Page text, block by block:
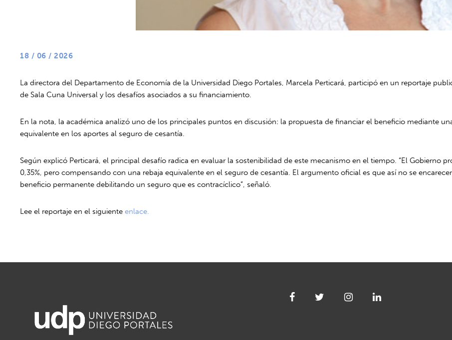
18 / 06 / 2026
La directora del Departamento de Economía de la Universidad Diego Portales, Marcela Perticará, participó en un reportaje
de Sala Cuna Universal y los desafíos asociados a su financiamiento.
En la nota, la académica analizó uno de los principales puntos en discusión: la propuesta de financiar el beneficio mediante
equivalente en los aportes al seguro de cesantía.
Según explicó Perticará, el principal desafío radica en evaluar la sostenibilidad de este mecanismo en el tiempo. “El Gobierno
0,35%, pero compensando con una rebaja equivalente en el seguro de cesantía. El argumento oficial es que así no se
beneficio permanente debilitando un seguro que es contracíclico”, señaló.
Lee el reportaje en el siguienteenlace.